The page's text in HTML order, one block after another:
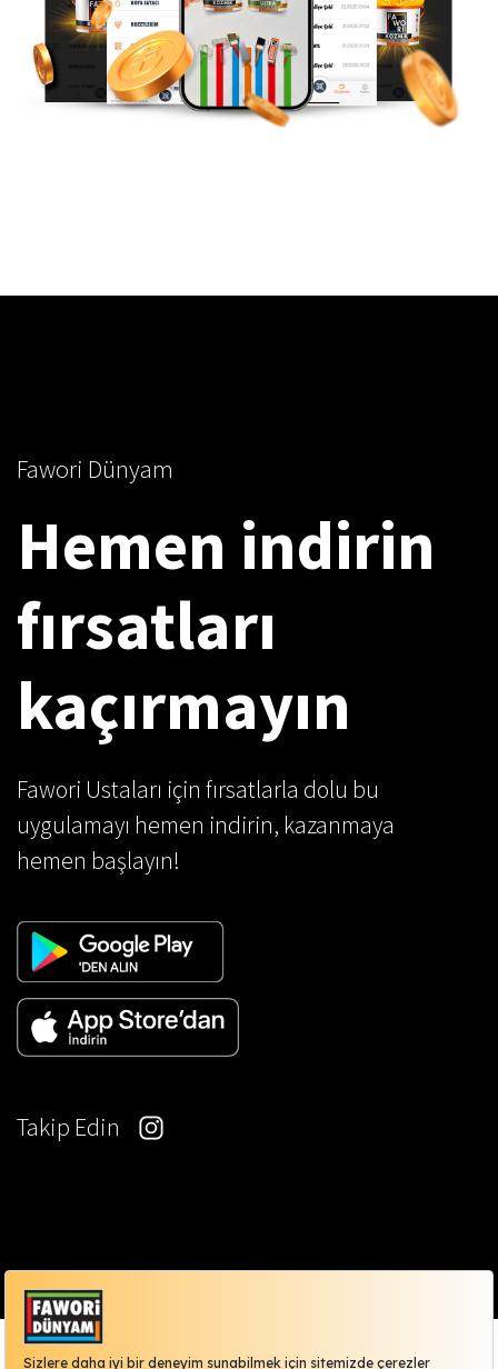
Fawori Dünyam
Hemen indirin
fırsatları
kaçırmayın
Fawori Ustaları için fırsatlarla dolu bu
uygulamayı hemen indirin, kazanmaya
hemen başlayın!
Takip Edin